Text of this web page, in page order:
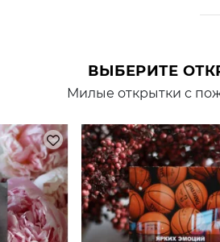
ВЫБЕРИТЕ
Милые открытки с